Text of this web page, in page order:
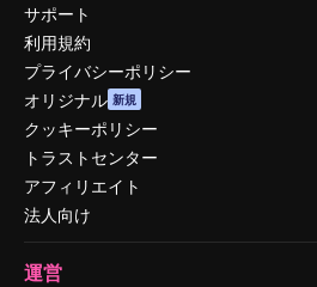
サポート
利用規約
プライバシーポリシー
オリジナル 新規
クッキーポリシー
トラストセンター
アフィリエイト
法人向け
運営